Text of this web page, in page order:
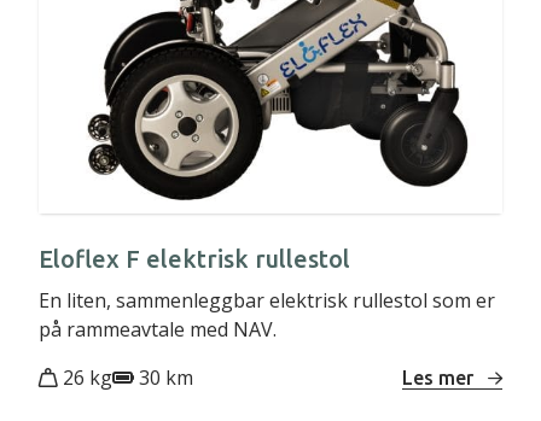
Eloflex F elektrisk rullestol
En liten, sammenleggbar elektrisk rullestol som er
på rammeavtale med NAV.
26 kg
30 km Les mer